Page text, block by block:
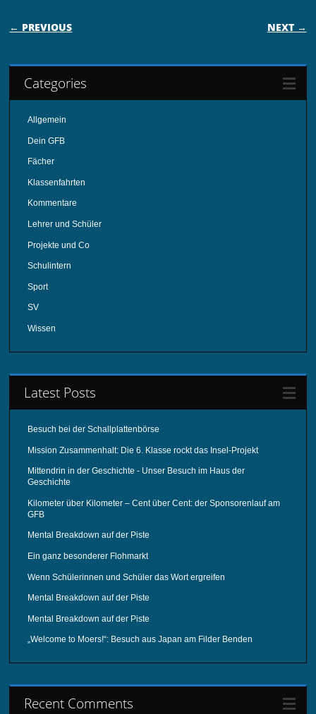
POST NAVIGATION
← PREVIOUS NEXT →
Categories
Allgemein
Dein GFB
Fächer
Klassenfahrten
Kommentare
Lehrer und Schüler
Projekte und Co
Schulintern
Sport
SV
Wissen
Latest Posts
Besuch bei der Schallplattenbörse
Mission Zusammenhalt: Die 6. Klasse rockt das Insel-Projekt
Mittendrin in der Geschichte - Unser Besuch im Haus der
Geschichte
Kilometer über Kilometer – Cent über Cent: der Sponsorenlauf am
GFB
Mental Breakdown auf der Piste
Ein ganz besonderer Flohmarkt
Wenn Schülerinnen und Schüler das Wort ergreifen
Mental Breakdown auf der Piste
Mental Breakdown auf der Piste
„Welcome to Moers!“: Besuch aus Japan am Filder Benden
Recent Comments